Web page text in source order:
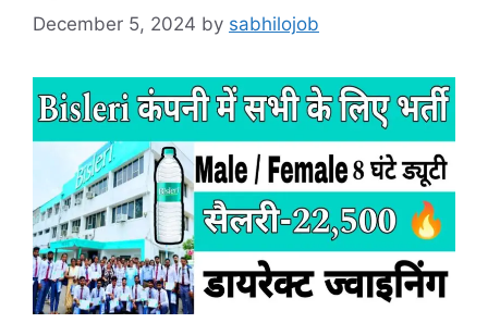
December 5, 2024 by sabhilojob